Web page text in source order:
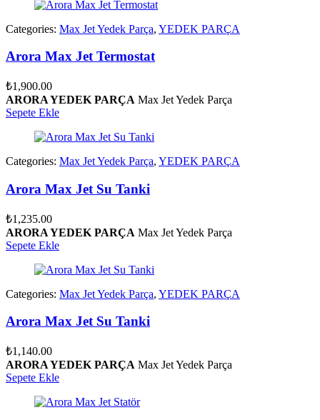
Categories: Max Jet Yedek Parça, YEDEK PARÇA
Arora Max Jet Termostat
₺1,900.00
ARORA YEDEK PARÇA Max Jet Yedek Parça
Sepete Ekle
Categories: Max Jet Yedek Parça, YEDEK PARÇA
Arora Max Jet Su Tanki
₺1,235.00
ARORA YEDEK PARÇA Max Jet Yedek Parça
Sepete Ekle
Categories: Max Jet Yedek Parça, YEDEK PARÇA
Arora Max Jet Su Tanki
₺1,140.00
ARORA YEDEK PARÇA Max Jet Yedek Parça
Sepete Ekle